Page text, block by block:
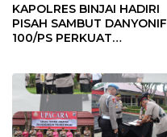
KAPOLRES BINJAI HADIRI
PISAH SAMBUT DANYONIF
100/PS PERKUAT